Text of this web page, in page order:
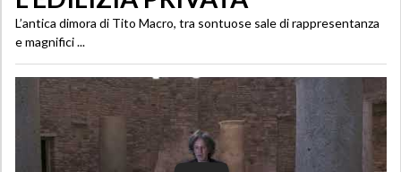
L’antica dimora di Tito Macro, tra sontuose sale di rappresentanza
e magnifici ...